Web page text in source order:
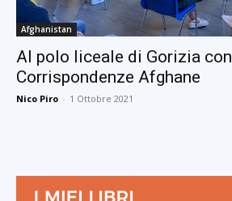
Afghanistan
Al polo liceale di Gorizia con
Corrispondenze Afghane
Nico Piro - 1 Ottobre 2021